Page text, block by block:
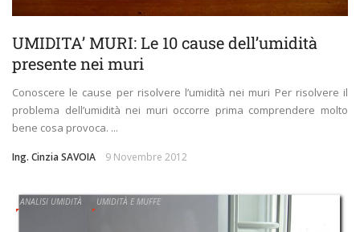
UMIDITA’ MURI: Le 10 cause dell’umidità
presente nei muri
Conoscere le cause per risolvere l’umidità nei muri Per risolvere il
problema dell’umidità nei muri occorre prima comprendere molto
bene cosa provoca. ...
Ing. Cinzia SAVOIA 9 Novembre 2012
ANALISI UMIDITÀ UMIDITÀ E MUFFE